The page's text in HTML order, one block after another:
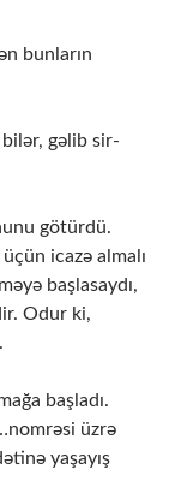
bunların
gəlib sir-
götürdü.
icazə almalı
başlasaydı,
Odur ki,
başladı.
üzrə
yaşayış